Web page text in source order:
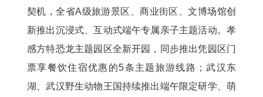
契机，全省A级旅游景区、商业街区、文博场馆创
新推出沉浸式、互动式端午专属亲子主题活动。孝
感方特恐龙主题园区全新开园，同步推出凭园区门
票享餐饮住宿优惠的5条主题旅游线路；武汉东
湖、武汉野生动物王国持续推出端午限定研学、萌